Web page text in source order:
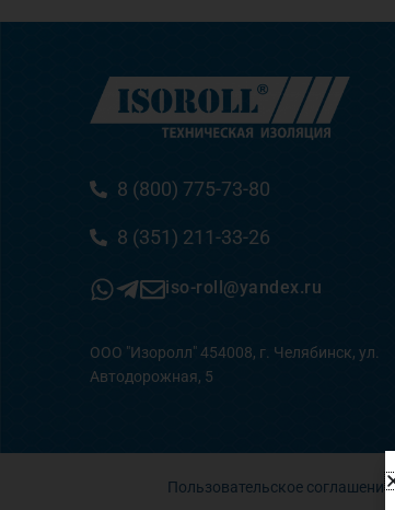
8 (800) 775-73-80
8 (351) 211-33-26
iso-roll@yandex.ru
ООО "Изоролл" 454008, г. Челябинск, ул.
Автодорожная, 5
Пользовательское соглашение